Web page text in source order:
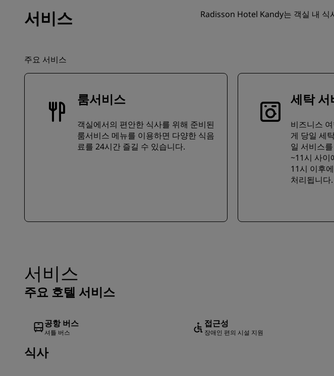
서비스 Radisson Hotel Kandy는 객실 내 식
주요 서비스
룸서비스
객실에서의 편안한 식사를 위해 준비된
룸서비스 메뉴를 이용하면 다양한 식음
료를 24시간 즐길 수 있습니다.
세탁 서
비즈니스
게 당일 세
일 서비스
~11시 사이
11시 이후
처리됩니다.
서비스
주요 호텔 서비스
공항 버스
셔틀 버스
접근성
장애인 편의 시설 지원
식사